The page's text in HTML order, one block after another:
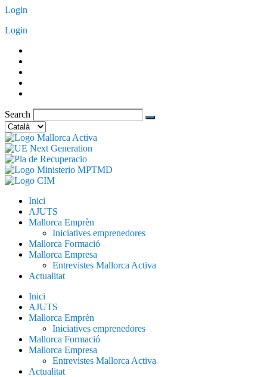
Vés
contingut
Login
Login
Search
Trieu
un
idioma
Inici
AJUTS
Mallorca Emprèn
Iniciatives emprenedores
Mallorca Formació
Mallorca Empresa
Entrevistes Mallorca Activa
Actualitat
Inici
AJUTS
Mallorca Emprèn
Iniciatives emprenedores
Mallorca Formació
Mallorca Empresa
Entrevistes Mallorca Activa
Actualitat